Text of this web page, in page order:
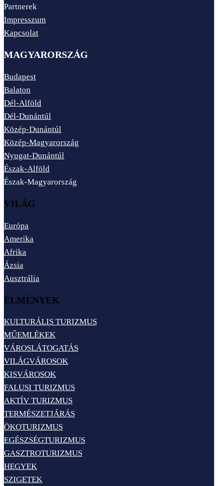
Partnerek
Impresszum
Kapcsolat
MAGYARORSZÁG
Budapest
Balaton
Dél-Alföld
Dél-Dunántúl
Közép-Dunántúl
Közép-Magyarország
Nyugat-Dunántúl
Észak-Alföld
Észak-Magyarország
VILÁG
Európa
Amerika
Afrika
Ázsia
Ausztrália
ÉLMÉNYEK
KULTURÁLIS TURIZMUS
MŰEMLÉKEK
VÁROSLÁTOGATÁS
VILÁGVÁROSOK
KISVÁROSOK
FALUSI TURIZMUS
AKTÍV TURIZMUS
TERMÉSZETJÁRÁS
ÖKOTURIZMUS
EGÉSZSÉGTURIZMUS
GASZTROTURIZMUS
HEGYEK
SZIGETEK